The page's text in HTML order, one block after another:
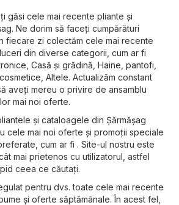
găsi cele mai recente pliante și
Ne dorim să faceți cumpărături
fiecare zi colectăm cele mai recente
din diverse categorii, cum ar fi
Casă și grădină Haine, pantofi,
Altele. Actualizăm constant
aveți mereu o privire de ansamblu
mai noi oferte.
și cataloagele din Şărmăşag
cele mai noi oferte și promoții speciale
cum ar fi . Site-ul nostru este
mai prietenos cu utilizatorul, astfel
ceea ce căutați.
pentru dvs. toate cele mai recente
și oferte săptămânale. În acest fel,